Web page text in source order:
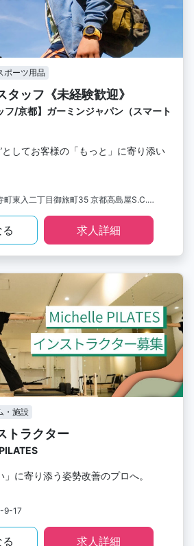
ポーツ用品
タッフ《未経験歓迎》
フ/京都】ガーミンジャパン（スマート
としてお客様の「もっと」に寄り添い
京都市下京区四条通寺町東入二丁目御旅町35 京都高島屋S.C.［T8］3階
求人詳細
・施設
トラクター
に寄り添う姿勢改善のプロへ。
9-17
求人詳細